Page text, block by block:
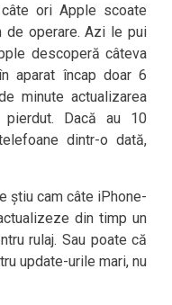
ori Apple scoate
de operare. Azi le pui
descoperă câteva
aparat încap doar 6
minute actualizarea
pierdut. Dacă au 10
dintr-o dată,
știu cam câte iPhone-
din timp un
rulaj. Sau poate că
update-urile mari, nu